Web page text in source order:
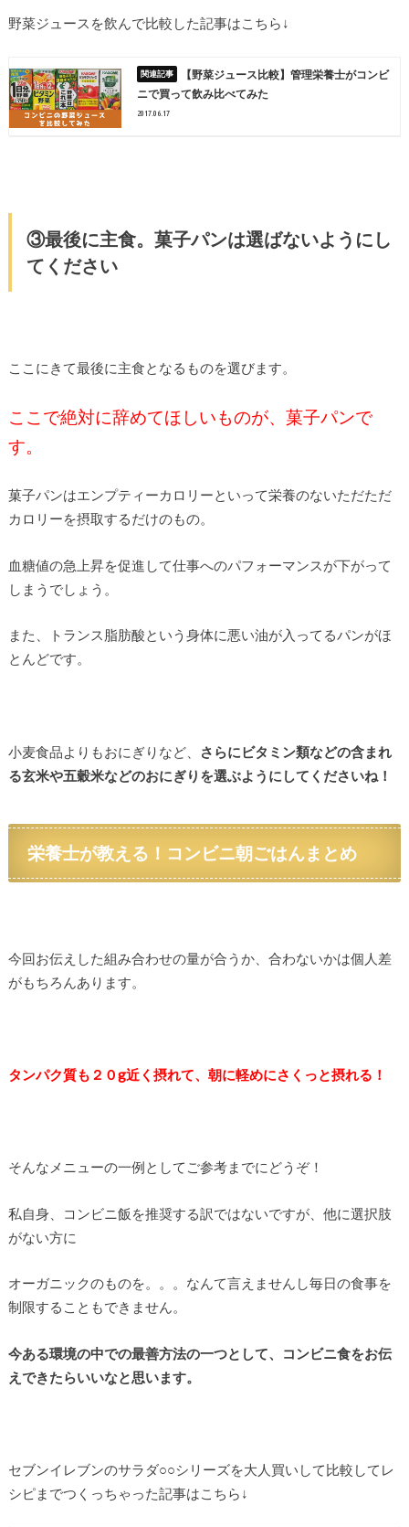
野菜ジュースを飲んで比較した記事はこちら↓
【野菜ジュース比較】管理栄養士がコンビ
ニで買って飲み比べてみた
2017.06.17
③最後に主食。菓子パンは選ばないようにし
てください
ここにきて最後に主食となるものを選びます。
ここで絶対に辞めてほしいものが、菓子パンで
す。
菓子パンはエンプティーカロリーといって栄養のないただただ
カロリーを摂取するだけのもの。
血糖値の急上昇を促進して仕事へのパフォーマンスが下がって
しまうでしょう。
また、トランス脂肪酸という身体に悪い油が入ってるパンがほ
とんどです。
小麦食品よりもおにぎりなど、
さらにビタミン類などの含まれ
る玄米や五穀米などのおにぎりを選ぶようにしてくださいね！
栄養士が教える！コンビニ朝ごはんまとめ
今回お伝えした組み合わせの量が合うか、合わないかは個人差
がもちろんあります。
タンパク質も２０g近く摂れて、朝に軽めにさくっと摂れる！
そんなメニューの一例としてご参考までにどうぞ！
私自身、コンビニ飯を推奨する訳ではないですが、他に選択肢
がない方に
オーガニックのものを。。。なんて言えませんし毎日の食事を
制限することもできません。
今ある環境の中での最善方法の一つとして、コンビニ食をお伝
えできたらいいなと思います。
セブンイレブンのサラダ○○シリーズを大人買いして比較してレ
シピまでつくっちゃった記事はこちら↓